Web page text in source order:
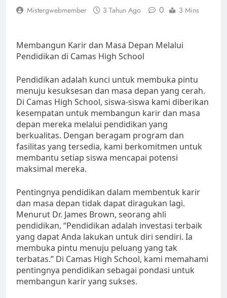
Mistergwebmember 3 Tahun Ago 0 3 Mins
Membangun Karir dan Masa Depan Melalui
Pendidikan di Camas High School
Pendidikan adalah kunci untuk membuka pintu
menuju kesuksesan dan masa depan yang cerah.
Di Camas High School, siswa-siswa kami diberikan
kesempatan untuk membangun karir dan masa
depan mereka melalui pendidikan yang
berkualitas. Dengan beragam program dan
fasilitas yang tersedia, kami berkomitmen untuk
membantu setiap siswa mencapai potensi
maksimal mereka.
Pentingnya pendidikan dalam membentuk karir
dan masa depan tidak dapat diragukan lagi.
Menurut Dr. James Brown, seorang ahli
pendidikan, “Pendidikan adalah investasi terbaik
yang dapat Anda lakukan untuk diri sendiri. Ia
membuka pintu menuju peluang yang tak
terbatas.” Di Camas High School, kami memahami
pentingnya pendidikan sebagai pondasi untuk
membangun karir yang sukses.